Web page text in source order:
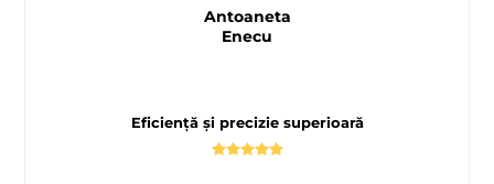
Eficiență și precizie superioară
Antoaneta
Enecu